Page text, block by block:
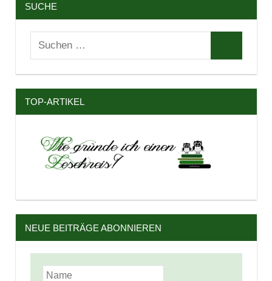
SUCHE
Suchen
TOP-ARTIKEL
NEUE BEITRÄGE ABONNIEREN